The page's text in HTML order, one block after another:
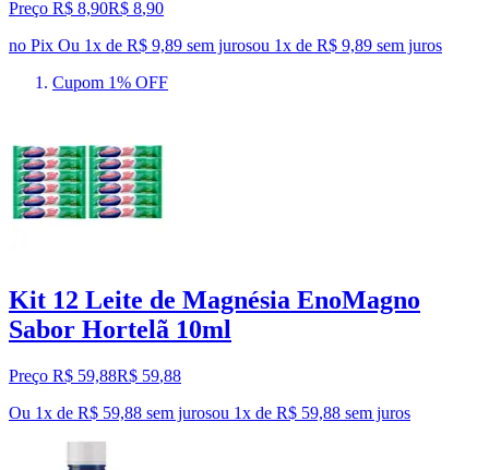
Preço R$ 8,90R$ 8,90
no Pix Ou 1x de R$ 9,89 sem jurosou 1x de R$ 9,89 sem juros
Cupom 1% OFF
Kit 12 Leite de Magnésia EnoMagno
Sabor Hortelã 10ml
Preço R$ 59,88R$ 59,88
Ou 1x de R$ 59,88 sem jurosou 1x de R$ 59,88 sem juros